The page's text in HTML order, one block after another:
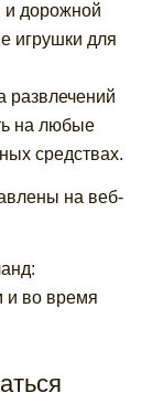
и дорожной
игрушки для
развлечений
на любые
средствах.
на веб-
и во время